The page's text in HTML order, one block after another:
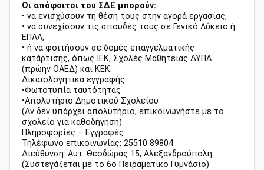
Οι απόφοιτοι του ΣΔΕ μπορούν:
• να ενισχύσουν τη θέση τους στην αγορά εργασίας,
• να συνεχίσουν τις σπουδές τους σε Γενικό Λύκειο ή
ΕΠΑΛ,
• ή να φοιτήσουν σε δομές επαγγελματικής
κατάρτισης, όπως ΙΕΚ, Σχολές Μαθητείας ΔΥΠΑ
(πρώην ΟΑΕΔ) και ΚΕΚ.
Δικαιολογητικά εγγραφής:
•Φωτοτυπία ταυτότητας
•Απολυτήριο Δημοτικού Σχολείου
(Αν δεν υπάρχει απολυτήριο, επικοινωνήστε με το
σχολείο για καθοδήγηση)
Πληροφορίες – Εγγραφές:
Τηλέφωνο επικοινωνίας: 25510 89804
Διεύθυνση: Αυτ. Θεοδώρας 15, Αλεξανδρούπολη
(Συστεγάζεται με το 6ο Πειραματικό Γυμνάσιο)